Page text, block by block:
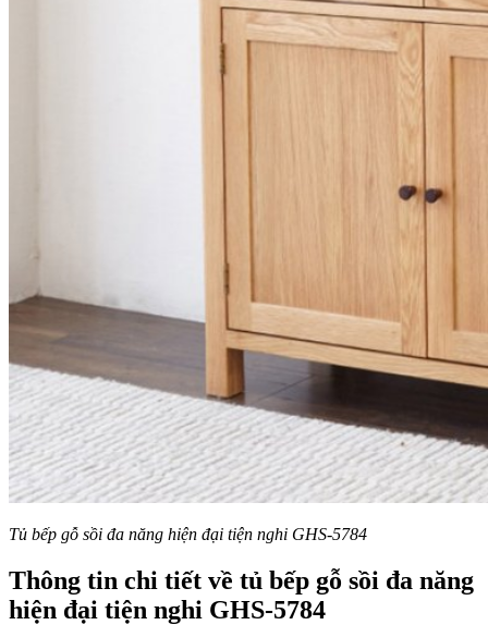
Tủ bếp gỗ sồi đa năng hiện đại tiện nghi GHS-5784
Thông tin chi tiết về tủ bếp gỗ sồi đa năng
hiện đại tiện nghi GHS-5784